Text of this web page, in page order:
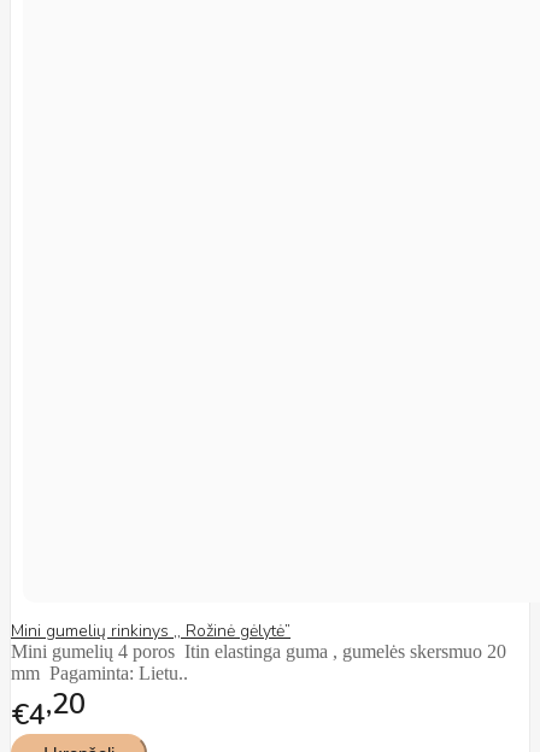
Mini gumelių rinkinys ,, Rožinė gėlytė”
Mini gumelių 4 poros Itin elastinga guma , gumelės skersmuo 20
mm Pagaminta: Lietu..
€4 20